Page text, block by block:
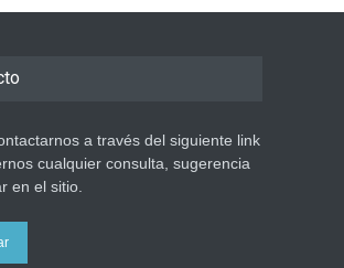
a través del siguiente link
cualquier consulta, sugerencia
en el sitio.